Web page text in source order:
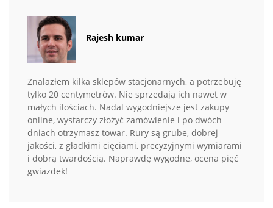
Rajesh kumar
Znalazłem kilka sklepów stacjonarnych, a potrzebuję
tylko 20 centymetrów. Nie sprzedają ich nawet w
małych ilościach. Nadal wygodniejsze jest zakupy
online, wystarczy złożyć zamówienie i po dwóch
dniach otrzymasz towar. Rury są grube, dobrej
jakości, z gładkimi cięciami, precyzyjnymi wymiarami
i dobrą twardością. Naprawdę wygodne, ocena pięć
gwiazdek!